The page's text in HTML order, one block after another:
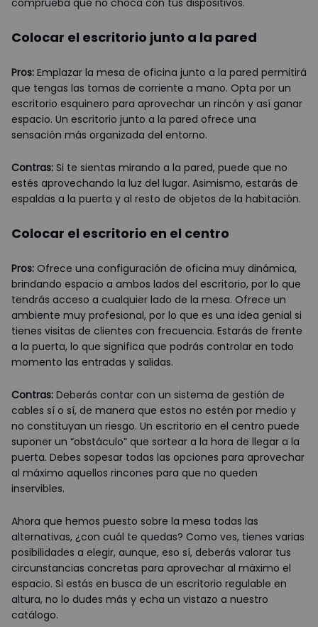
comprueba que no choca con tus dispositivos.
Colocar el escritorio junto a la pared
Pros: Emplazar la mesa de oficina junto a la pared permitirá
que tengas las tomas de corriente a mano. Opta por un
escritorio esquinero para aprovechar un rincón y así ganar
espacio. Un escritorio junto a la pared ofrece una
sensación más organizada del entorno.
Contras: Si te sientas mirando a la pared, puede que no
estés aprovechando la luz del lugar. Asimismo, estarás de
espaldas a la puerta y al resto de objetos de la habitación.
Colocar el escritorio en el centro
Pros: Ofrece una configuración de oficina muy dinámica,
brindando espacio a ambos lados del escritorio, por lo que
tendrás acceso a cualquier lado de la mesa. Ofrece un
ambiente muy profesional, por lo que es una idea genial si
tienes visitas de clientes con frecuencia. Estarás de frente
a la puerta, lo que significa que podrás controlar en todo
momento las entradas y salidas.
Contras: Deberás contar con un sistema de gestión de
cables sí o sí, de manera que estos no estén por medio y
no constituyan un riesgo. Un escritorio en el centro puede
suponer un “obstáculo” que sortear a la hora de llegar a la
puerta. Debes sopesar todas las opciones para aprovechar
al máximo aquellos rincones para que no queden
inservibles.
Ahora que hemos puesto sobre la mesa todas las
alternativas, ¿con cuál te quedas? Como ves, tienes varias
posibilidades a elegir, aunque, eso sí, deberás valorar tus
circunstancias concretas para aprovechar al máximo el
espacio. Si estás en busca de un escritorio regulable en
altura, no lo dudes más y echa un vistazo a nuestro
catálogo.